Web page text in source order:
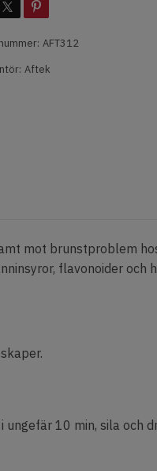
AFT312
Aftek
mot brunstproblem
flavonoider och
10 min, sila och